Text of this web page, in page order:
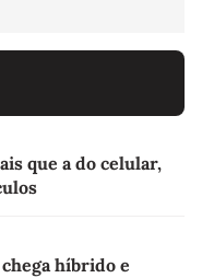
que a do celular,
híbrido e